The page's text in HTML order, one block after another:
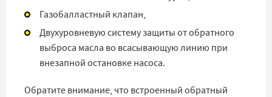
Газобалластный клапан,
Двухуровневую систему защиты от обратного
выброса масла во всасывающую линию при
внезапной остановке насоса.
Обратите внимание, что встроенный обратный